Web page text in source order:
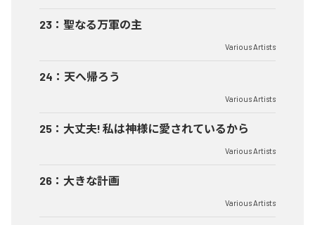
23 ： 聖なる万軍の主
Various Artists
24 ： 天へ帰ろう
Various Artists
25 ： 大丈夫! 私は神様に愛されているから
Various Artists
26 ： 大きな計画
Various Artists